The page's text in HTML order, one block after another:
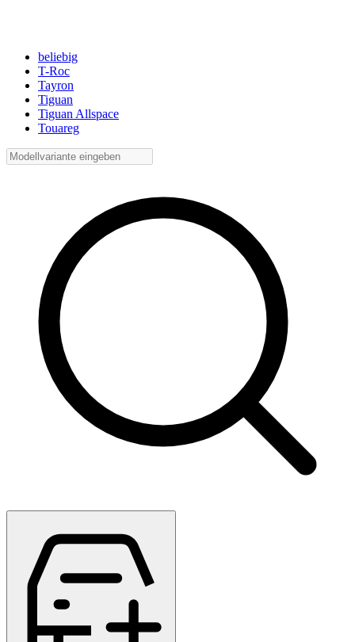
beliebig
T-Roc
Tayron
Tiguan
Tiguan Allspace
Touareg